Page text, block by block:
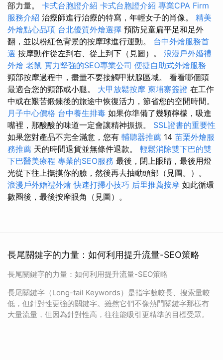
部力量。 卡式台胞證介紹 卡式台胞證介紹 專業CPA Firm
服務介紹 治療師進行治療的特寫，年輕女子的肖像。 精美
外燴點心品項 台北優質外燴選擇 預防兒童扁平足和足外
翻，並以粉紅色背景的按摩球進行運動。 台中外燴服務首
選 按摩動作從左到右、從上到下（見圖）。 浪漫戶外婚禮
外燴 老鼠 實力堅強的SEO專業公司 便捷自助式外燴服務
頸部按摩過程中，盡量不要接觸甲狀腺區域。 看看哪個頭
最適合您的頸部或小腿。 大甲放鬆按摩 柬埔寨簽證 在工作
中或在艱苦鍛鍊後的旅途中恢復活力，節省您的空閒時間。
月子中心價格 台中養生排毒 如果你準備了幾顆檸檬，吸進
嘴裡，那酸酸的味道一定會讓精神振振。 SSL證書的重要性
如果您對產品不完全滿意，您有 輔聽器推薦 14 苗栗外燴服
務推薦 天的時間退貨並無條件退款。 輕鬆消除雙下巴的雙
下巴醫美療程 專業的SEO服務 最後，閉上眼睛，最後用燈
光從下往上撫摸你的臉，然後再去抽動頭部（見圖。）。
浪漫戶外婚禮外燴 快速打掃小技巧 后里推薦按摩 如此循環
數圈後，最後按摩眼角（見圖）。
長尾關鍵字的力量：如何利用提升流量-SEO策略
長尾關鍵字的力量：如何利用提升流量-SEO策略
長尾關鍵字（Long-tail Keywords）是指字數較長、搜索量較
低，但針對性更強的關鍵字。雖然它們不像熱門關鍵字那樣有
大量流量，但因為針對性高，往往能吸引更精準的目標受眾。